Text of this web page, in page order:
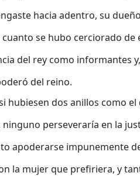
hacia adentro, su
cuanto se hubo cerciorado
del rey como informantes
del reino.
hubiesen dos anillos como
perseveraría en la
apoderarse impunemente
la mujer que prefiriera, y